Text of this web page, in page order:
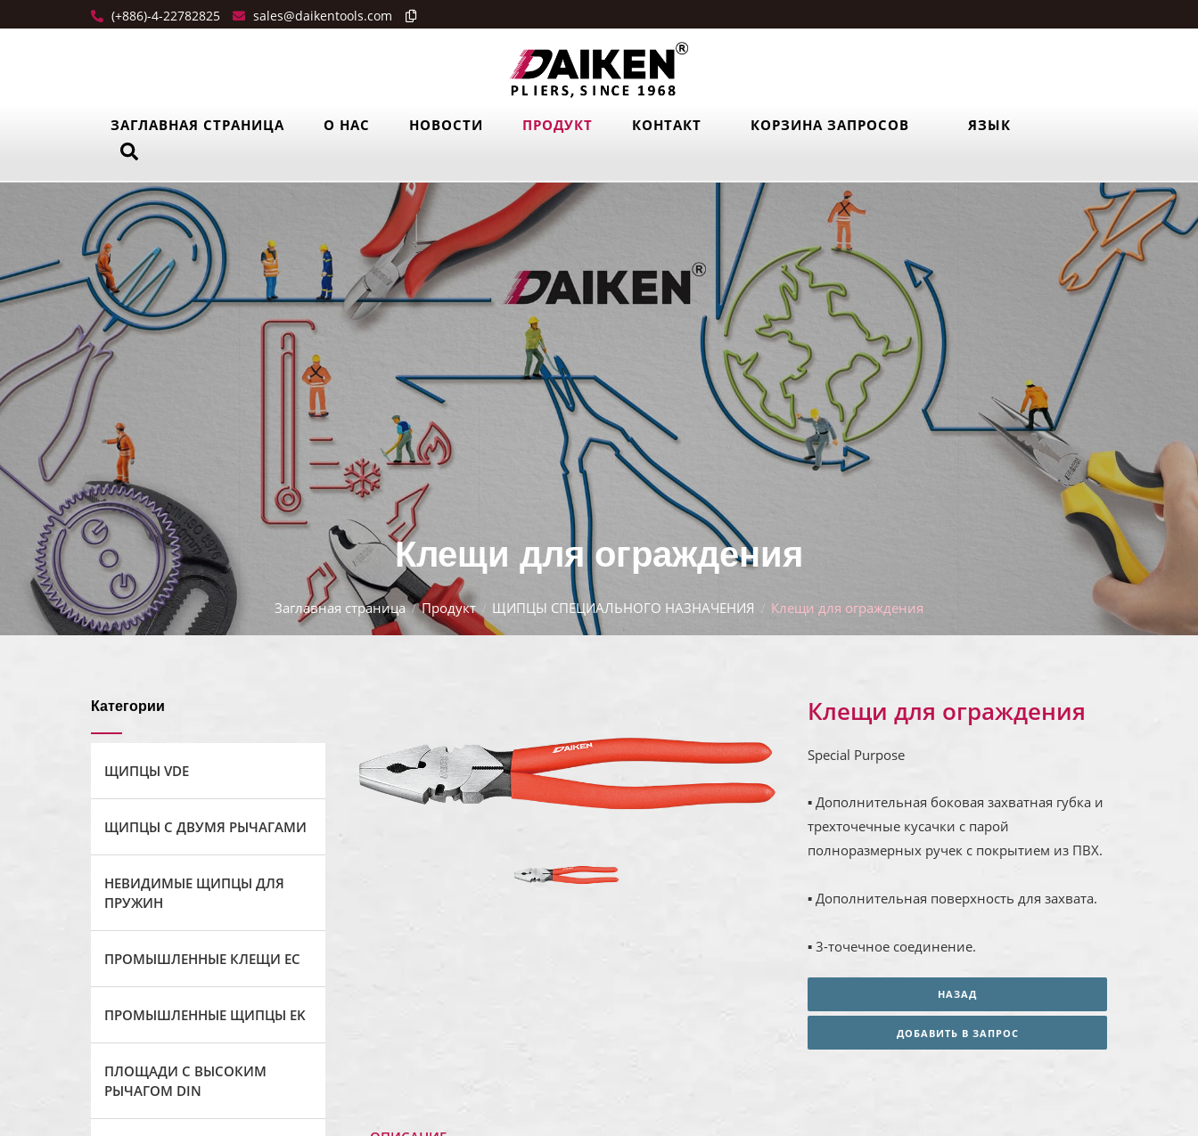
(+886)-4-22782825 sales@daikentools.com
ЗАГЛАВНАЯ СТРАНИЦА О НАС НОВОСТИ ПРОДУКТ КОНТАКТ КОРЗИНА ЗАПРОСОВ ЯЗЫК
Клещи для ограждения
Заглавная страница Продукт ЩИПЦЫ СПЕЦИАЛЬНОГО НАЗНАЧЕНИЯ Клещи для ограждения
Категории
ЩИПЦЫ VDE
ЩИПЦЫ С ДВУМЯ РЫЧАГАМИ
НЕВИДИМЫЕ ЩИПЦЫ ДЛЯ
ПРУЖИН
ПРОМЫШЛЕННЫЕ КЛЕЩИ ЕС
ПРОМЫШЛЕННЫЕ ЩИПЦЫ EK
ПЛОЩАДИ С ВЫСОКИМ
РЫЧАГОМ DIN
Клещи для ограждения
Special Purpose
▪ Дополнительная боковая захватная губка и
трехточечные кусачки с парой
полноразмерных ручек с покрытием из ПВХ.
▪ Дополнительная поверхность для захвата.
▪ 3-точечное соединение.
НАЗАД
ДОБАВИТЬ В ЗАПРОС